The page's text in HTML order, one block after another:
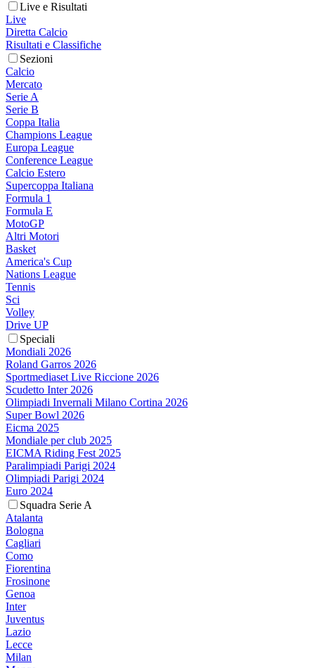
Live e Risultati
Live
Diretta Calcio
Risultati e Classifiche
Sezioni
Calcio
Mercato
Serie A
Serie B
Coppa Italia
Champions League
Europa League
Conference League
Calcio Estero
Supercoppa Italiana
Formula 1
Formula E
MotoGP
Altri Motori
Basket
America's Cup
Nations League
Tennis
Sci
Volley
Drive UP
Speciali
Mondiali 2026
Roland Garros 2026
Sportmediaset Live Riccione 2026
Scudetto Inter 2026
Olimpiadi Invernali Milano Cortina 2026
Super Bowl 2026
Eicma 2025
Mondiale per club 2025
EICMA Riding Fest 2025
Paralimpiadi Parigi 2024
Olimpiadi Parigi 2024
Euro 2024
Squadra Serie A
Atalanta
Bologna
Cagliari
Como
Fiorentina
Frosinone
Genoa
Inter
Juventus
Lazio
Lecce
Milan